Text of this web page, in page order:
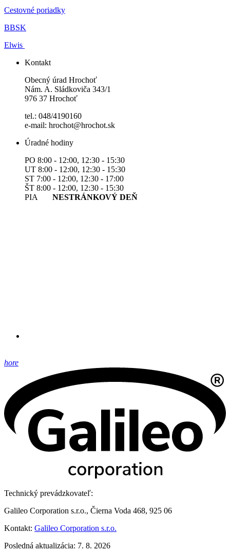
Cestovné poriadky
BBSK
Elwis
Kontakt
Obecný úrad Hrochoť
Nám. A. Sládkoviča 343/1
976 37 Hrochoť
tel.: 048/4190160
e-mail: hrochot@hrochot.sk
Úradné hodiny
PO 8:00 - 12:00, 12:30 - 15:30
UT 8:00 - 12:00, 12:30 - 15:30
ST 7:00 - 12:00, 12:30 - 17:00
ŠT 8:00 - 12:00, 12:30 - 15:30
PIA NESTRÁNKOVÝ DEŇ
hore
Technický prevádzkovateľ:
Galileo Corporation s.r.o., Čierna Voda 468, 925 06
Kontakt: Galileo Corporation s.r.o.
Posledná aktualizácia: 7. 8. 2026